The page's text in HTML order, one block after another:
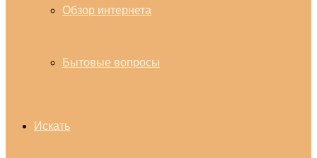
Обзор интернета
Бытовые вопросы
Искать